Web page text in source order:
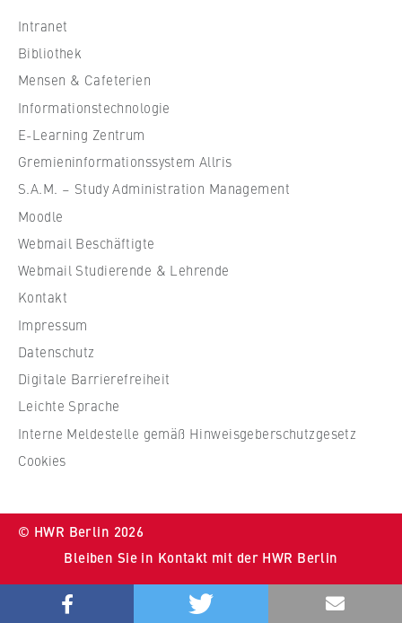
s
c
u
l
e
f
i
r
t
c
h
a
f
t
n
R
e
c
h
t
Intranet
Bibliothek
Mensen & Cafeterien
Informationstechnologie
E-Learning Zentrum
Gremieninformationssystem Allris
S.A.M. – Study Administration Management
Moodle
Webmail Beschäftigte
Webmail Studierende & Lehrende
Kontakt
Impressum
Datenschutz
Digitale Barrierefreiheit
Leichte Sprache
Interne Meldestelle gemäß Hinweisgeberschutzgesetz
Cookies
© HWR Berlin 2026
Bleiben Sie in Kontakt mit der HWR Berlin
Bluesky
Youtube
Instragram